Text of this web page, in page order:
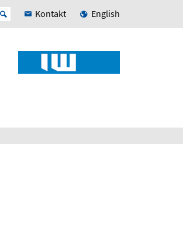
Kontakt English